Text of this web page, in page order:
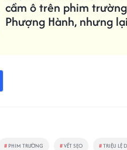
cầm ô trên phim
Phượng Hành, nhưng
# PHIM TRƯỜNG #VẾT SẸO #TRIỆU LỆ